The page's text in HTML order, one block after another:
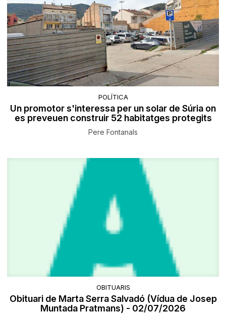
POLÍTICA
Un promotor s'interessa per un solar de Súria on
es preveuen construir 52 habitatges protegits
Pere Fontanals
OBITUARIS
Obituari de Marta Serra Salvadó (Vídua de Josep
Muntada Pratmans) - 02/07/2026